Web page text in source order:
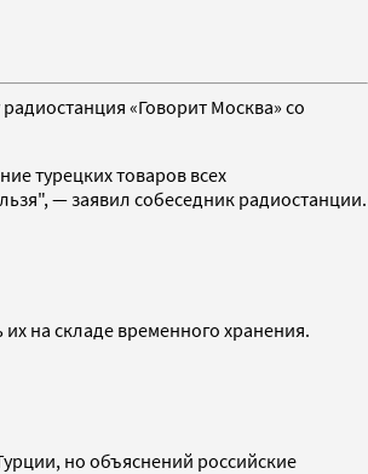
радиостанция «Говорит Москва» со
турецких товаров всех
— заявил собеседник радиостанции.
на складе временного хранения.
но объяснений российские